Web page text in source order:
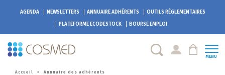
AGENDA NEWSLETTERS ANNUAIRE ADHÉRENTS
OUTILS RÉGLEMENTAIRES
PLATEFORMEECODESTOCK BOURSE EMPLOI
MENU
Accueil > Annuaire des adhérents